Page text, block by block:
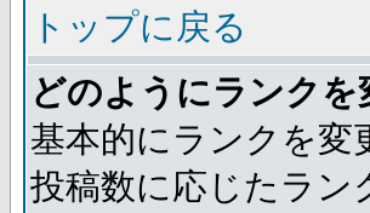
トップに戻る
どのようにランク
基本的にランクを変
投稿数に応じたラン